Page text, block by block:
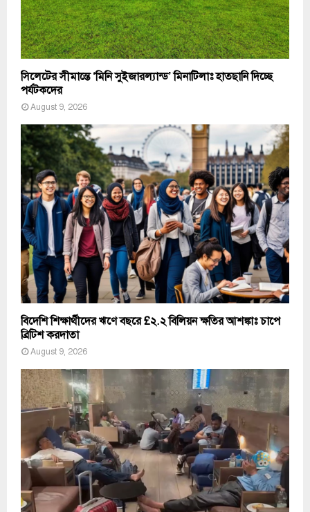
সিলেটের সীমান্তে ‘মিনি সুইজারল্যান্ড’ মিনাটিলাঃ হাতছানি দিচ্ছে
পর্যটকদের
August 9, 2026
বিদেশি শিক্ষার্থীদের ঋণে বছরে £২.২ বিলিয়ন ক্ষতির আশঙ্কাঃ চাপে
ব্রিটিশ করদাতা
August 9, 2026